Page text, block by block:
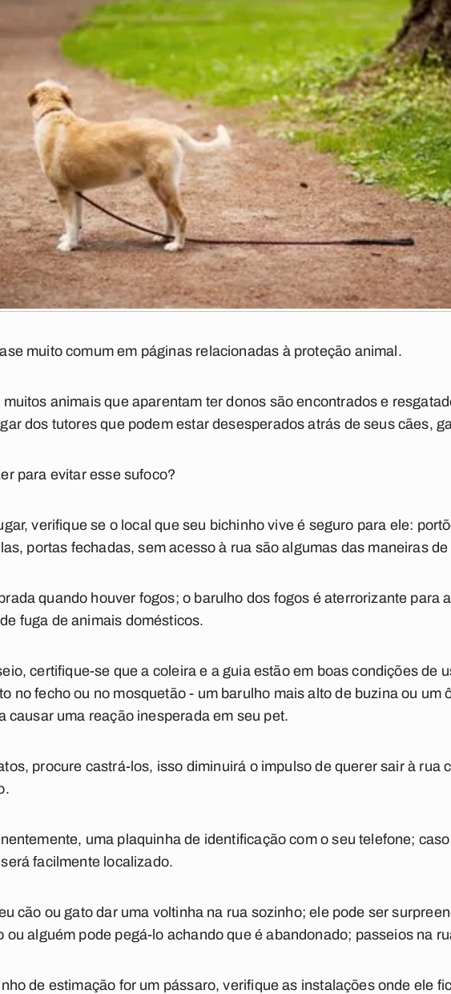
muito comum em páginas relacionadas à proteção animal.
muitos animais que aparentam ter donos são encontrados e
dos tutores que podem estar desesperados atrás de seus cães,
para evitar esse sufoco?
verifique se o local que seu bichinho vive é seguro para ele:
portas fechadas, sem acesso à rua são algumas das maneiras
quando houver fogos; o barulho dos fogos é aterrorizante para
fuga de animais domésticos.
certifique-se que a coleira e a guia estão em boas condições de
no fecho ou no mosquetão - um barulho mais alto de buzina ou um
causar uma reação inesperada em seu pet.
procure castrá-los, isso diminuirá o impulso de querer sair à rua
uma plaquinha de identificação com o seu telefone;
facilmente localizado.
cão ou gato dar uma voltinha na rua sozinho; ele pode ser
ou alguém pode pegá-lo achando que é abandonado; passeios na
de estimação for um pássaro, verifique as instalações onde ele